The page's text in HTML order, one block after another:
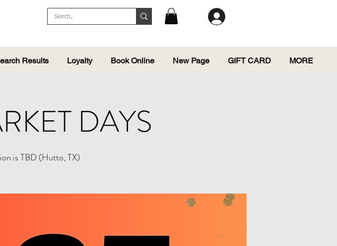
Results Loyalty Book Online New Page GIFT CARD MORE
DAYS
is TBD (Hutto, TX)